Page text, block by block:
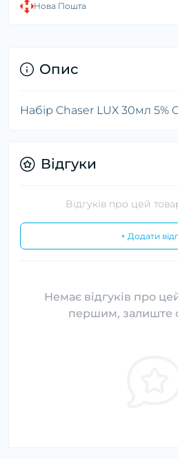
Нова Пошта
Опис
Набір Chaser LUX 30мл 5%
Відгуки
Відгуків про цей
+ Додати
Немає відгуків про
першим, залиште